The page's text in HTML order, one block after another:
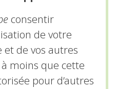
consentir
de votre
de vos autres
moins que cette
pour d’autres